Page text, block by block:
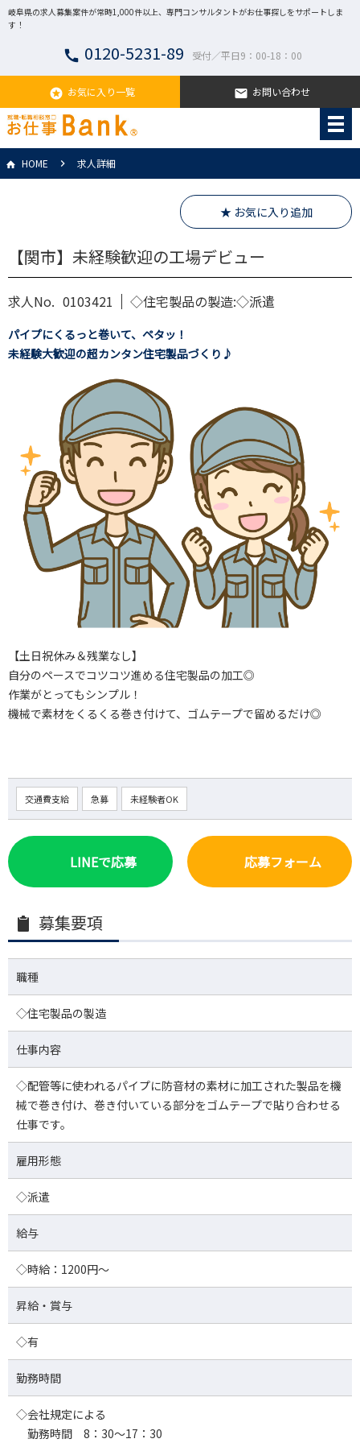
岐阜県の求人募集案件が常時1,000件以上、専門コンサルタントがお仕事探しをサポートしま
す！
call 0120-5231-89 受付／平日9：00-18：00
stars お気に入り一覧 email お問い合わせ
HOME 求人詳細
★ お気に入り追加
【関市】未経験歓迎の工場デビュー
求人No. 0103421 ◇住宅製品の製造:◇派遣
パイプにくるっと巻いて、ペタッ！
未経験大歓迎の超カンタン住宅製品づくり♪
【土日祝休み＆残業なし】
自分のペースでコツコツ進める住宅製品の加工◎
作業がとってもシンプル！
機械で素材をくるくる巻き付けて、ゴムテープで留めるだけ◎
交通費支給 急募 未経験者OK
LINEで応募 応募フォーム
募集要項
職種
◇住宅製品の製造
仕事内容
◇配管等に使われるパイプに防音材の素材に加工された製品を機
械で巻き付け、巻き付いている部分をゴムテープで貼り合わせる
仕事です。
雇用形態
◇派遣
給与
◇時給：1200円～
昇給・賞与
◇有
勤務時間
◇会社規定による
勤務時間 8：30～17：30